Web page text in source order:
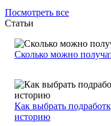
Посмотреть все
Статьи
Сколько можно
Как выбрать
историю